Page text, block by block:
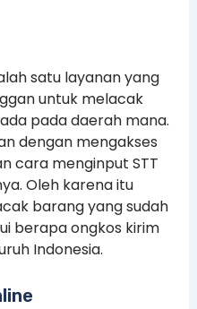
satu layanan yang
untuk melacak
pada daerah mana.
dengan mengakses
cara menginput STT
Oleh karena itu
barang yang sudah
berapa ongkos kirim
Indonesia.